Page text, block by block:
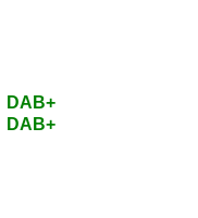
DAB+
DAB+